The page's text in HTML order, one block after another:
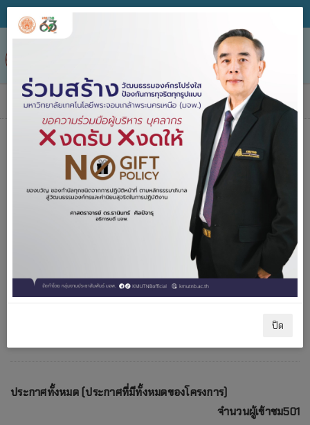
ข่าวประกาศจัดซื้อจัดจ้าง
ชื่อโครงการ
ประกาศทั้งหมด (ประกาศที่มีทั้งหมดของโครงการ)
จำนวนผู้เข้าชม501
ปิด